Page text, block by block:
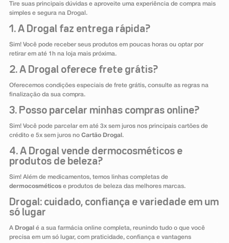
Tire suas principais dúvidas e aproveite uma experiência de compra mais
simples e segura na Drogal.
1. A Drogal faz entrega rápida?
Sim! Você pode receber seus produtos em poucas horas ou optar por
retirar em até 1h na loja mais próxima.
2. A Drogal oferece frete grátis?
Oferecemos condições especiais de frete grátis, consulte as regras na
finalização da sua compra.
3. Posso parcelar minhas compras online?
Sim! Você pode parcelar em até 3x sem juros nos principais cartões de
crédito e 5x sem juros no Cartão Drogal .
4. A Drogal vende dermocosméticos e
produtos de beleza?
Sim! Além de medicamentos, temos linhas completas de
dermocosméticose produtos de beleza das melhores marcas.
Drogal: cuidado, confiança e variedade em um
só lugar
A Drogal é a sua farmácia online completa, reunindo tudo o que você
precisa em um só lugar, com praticidade, confiança e vantagens